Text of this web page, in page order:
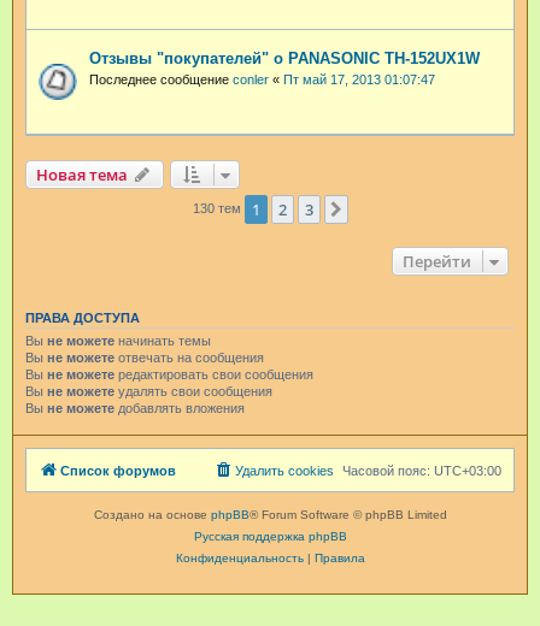
Отзывы "покупателей" о PANASONIC TH-152UX1W
Последнее сообщение conler « Пт май 17, 2013 01:07:47
Новая тема
130 тем 1 2 3
Перейти
ПРАВА ДОСТУПА
Вы не можете начинать темы
Вы не можете отвечать на сообщения
Вы не можете редактировать свои сообщения
Вы не можете удалять свои сообщения
Вы не можете добавлять вложения
Список форумов Часовой пояс: UTC+03:00
Удалить cookies
Создано на основе phpBB® Forum Software © phpBB Limited
Русская поддержка phpBB
Конфиденциальность| Правила